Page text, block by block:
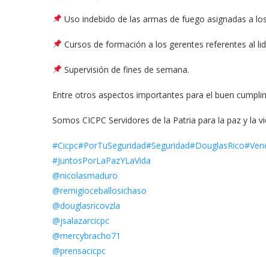
Uso indebido de las armas de fuego asignadas a
Cursos de formación a los gerentes referentes al
Supervisión de fines de semana.
Entre otros aspectos importantes para el buen
Somos CICPC Servidores de la Patria para la paz y la
#Cicpc#PorTuSeguridad#Seguridad#DouglasRico
#JuntosPorLaPazYLaVida
@nicolasmaduro
@remigioceballosichaso
@douglasricovzla
@jsalazarcicpc
@mercybracho71
@prensacicpc